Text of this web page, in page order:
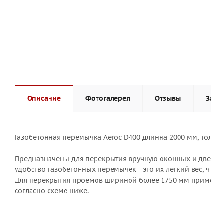
Описание Фотогалерея Отзывы
Газобетонная перемычка Aeroc D400 длинна 2000 мм,
Предназначены для перекрытия вручную оконных и
удобство газобетонных перемычек - это их легкий
Для перекрытия проемов шириной более 1750 мм
согласно схеме ниже.